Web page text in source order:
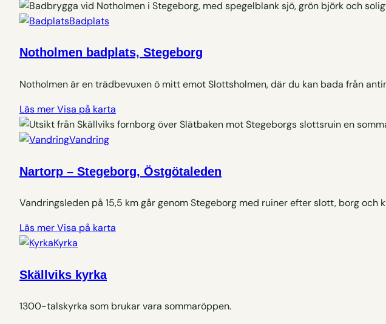
Badplats
Notholmen badplats, Stegeborg
Notholmen är en trädbevuxen ö mitt emot Slottsholmen, där du kan bada från
Läs merVisa på karta
Vandring
Nartorp – Stegeborg, Östgötaleden
Vandringsleden på 15,5 km går genom Stegeborg med ruiner efter slott, borg och
Läs merVisa på karta
Kyrka
Skällviks kyrka
1300-talskyrka som brukar vara sommaröppen.